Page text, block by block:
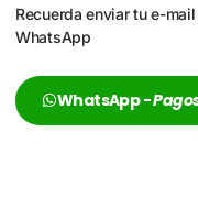
Recuerda enviar tu e-
WhatsApp
WhatsApp -